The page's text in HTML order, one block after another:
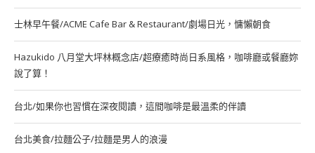
士林早午餐/ACME Cafe Bar & Restaurant/劇場日光，慵懶朝食
Hazukido 八月堂大坪林概念店/超療癒時尚日系風格，咖啡廳或餐廳妳
說了算！
台北/如果你也習慣在深夜閱讀，這間咖啡是最溫柔的伴讀
台北美食/拉麵公子/拉麵是男人的浪漫